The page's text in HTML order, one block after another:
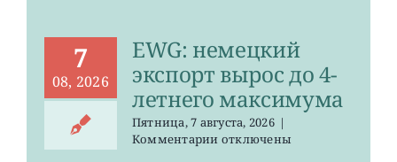
7
08, 2026
EWG: немецкий
экспорт вырос до 4-
летнего максимума
Пятница, 7 августа, 2026 |
Комментариикотключены